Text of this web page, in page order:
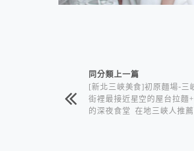
相連文章同分類上一篇
[新北三峽美食]初原麵場-三
街裡最接近星空的屋台拉麵
的深夜食堂 在地三峽人推